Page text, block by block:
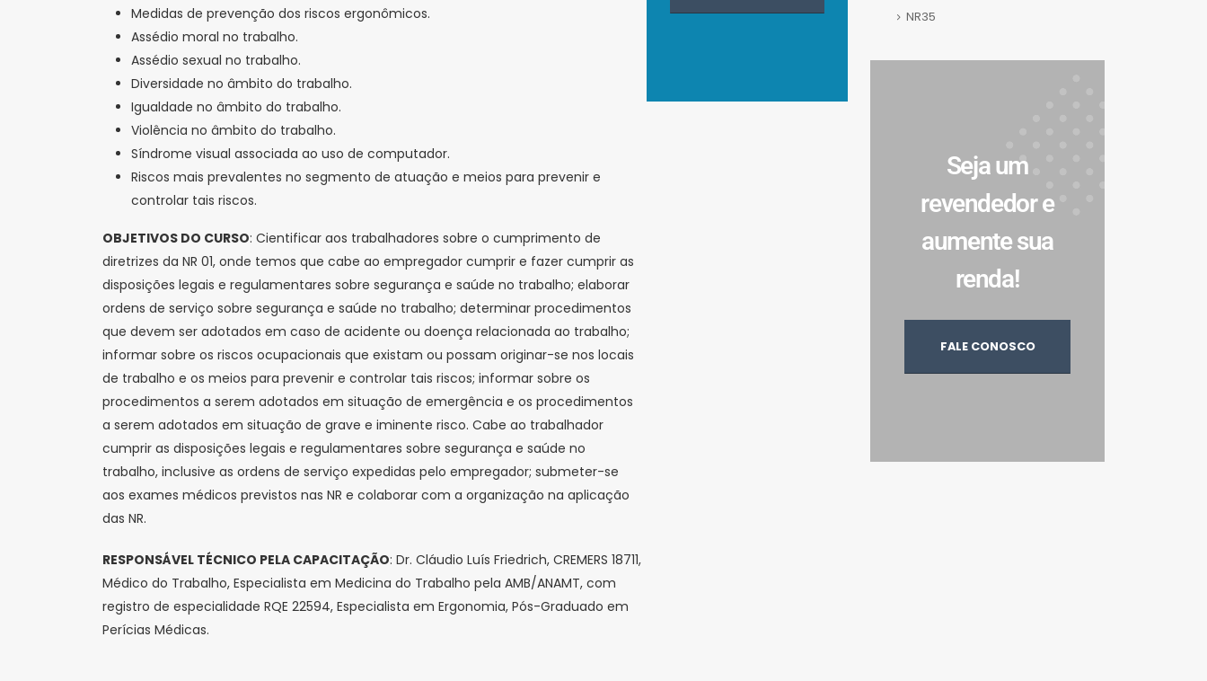
Medidas de prevenção dos riscos ergonômicos.
Assédio moral no trabalho.
Assédio sexual no trabalho.
Diversidade no âmbito do trabalho.
Igualdade no âmbito do trabalho.
Violência no âmbito do trabalho.
Síndrome visual associada ao uso de computador.
Riscos mais prevalentes no segmento de atuação e meios para prevenir e
controlar tais riscos.
OBJETIVOS DO CURSO: Cientificar aos trabalhadores sobre o cumprimento de
diretrizes da NR 01, onde temos que cabe ao empregador cumprir e fazer cumprir as
disposições legais e regulamentares sobre segurança e saúde no trabalho; elaborar
ordens de serviço sobre segurança e saúde no trabalho; determinar procedimentos
que devem ser adotados em caso de acidente ou doença relacionada ao trabalho;
informar sobre os riscos ocupacionais que existam ou possam originar-se nos locais
de trabalho e os meios para prevenir e controlar tais riscos; informar sobre os
procedimentos a serem adotados em situação de emergência e os procedimentos
a serem adotados em situação de grave e iminente risco. Cabe ao trabalhador
cumprir as disposições legais e regulamentares sobre segurança e saúde no
trabalho, inclusive as ordens de serviço expedidas pelo empregador; submeter-se
aos exames médicos previstos nas NR e colaborar com a organização na aplicação
das NR.
RESPONSÁVEL TÉCNICO PELA CAPACITAÇÃO: Dr. Cláudio Luís Friedrich, CREMERS 18711,
Médico do Trabalho, Especialista em Medicina do Trabalho pela AMB/ANAMT, com
registro de especialidade RQE 22594, Especialista em Ergonomia, Pós-Graduado em
Perícias Médicas.
NR35
Seja um
revendedor e
aumente sua
renda!
FALE CONOSCO